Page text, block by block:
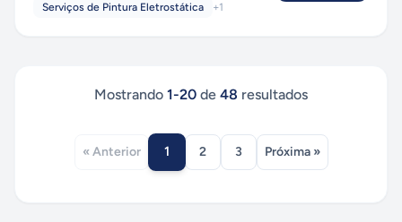
Serviços de Pintura Eletrostática
+1
Mostrando 1-20 de 48 resultados
« Anterior 1 2 3 Próxima »